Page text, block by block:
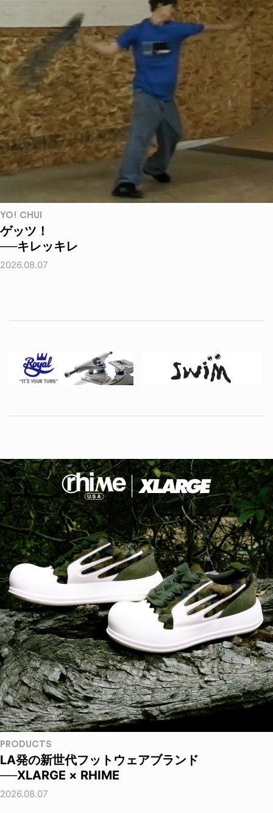
YO! CHUI
ゲッツ！
──キレッキレ
2026.08.07
PRODUCTS
LA発の新世代フットウェアブランド
──XLARGE × RHIME
2026.08.07